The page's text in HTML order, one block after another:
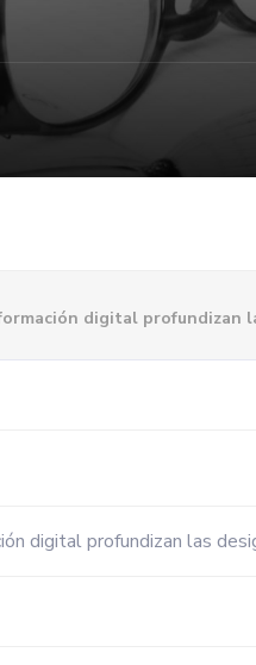
digital profundizan
digital profundizan las